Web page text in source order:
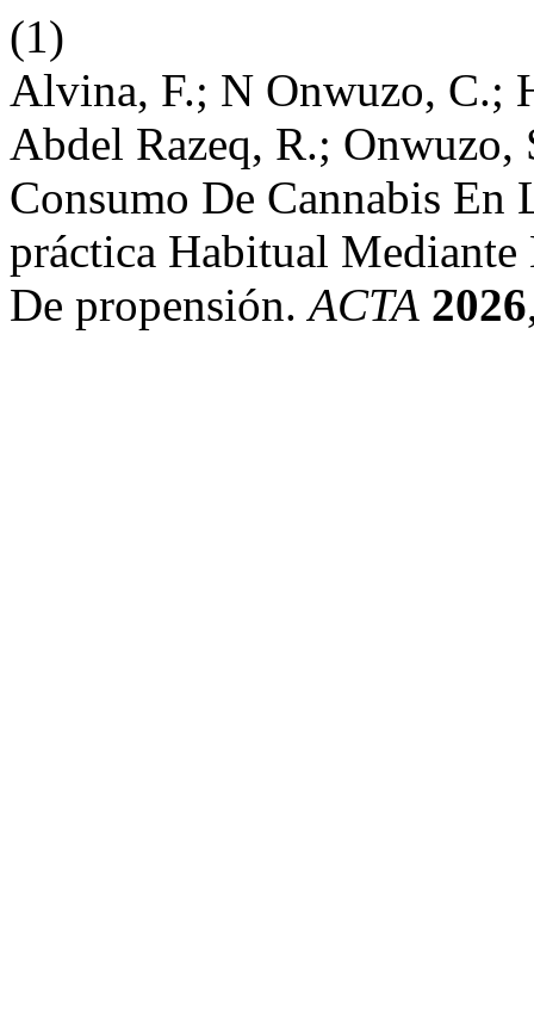
(1)
Alvina, F.; N Onwuzo, C.;
Abdel Razeq, R.;
Consumo De Cannabis
práctica Habitual
De propensión.ACTA 2026